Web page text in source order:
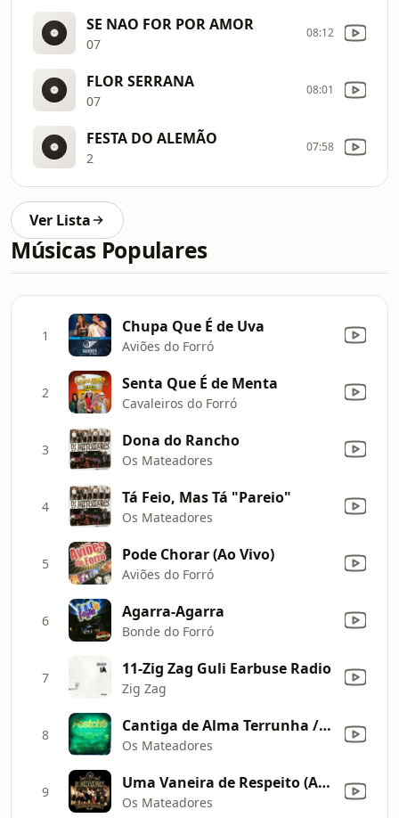
SE NAO FOR POR AMOR
07
08:12
FLOR SERRANA
07
08:01
FESTA DO ALEMÃO
2
07:58
Ver Lista
Músicas Populares
1 Chupa Que É de Uva
Aviões do Forró
2 Senta Que É de Menta
Cavaleiros do Forró
3 Dona do Rancho
Os Mateadores
4 Tá Feio, Mas Tá "Pareio"
Os Mateadores
5 Pode Chorar (Ao Vivo)
Aviões do Forró
6 Agarra-Agarra
Bonde do Forró
7 11-Zig Zag Guli Earbuse Radio
Zig Zag
8 Cantiga de Alma Terrunha / Bolicheiro de Vila (Ao Vivo)
Os Mateadores
9 Uma Vaneira de Respeito (Ao Vivo)
Os Mateadores